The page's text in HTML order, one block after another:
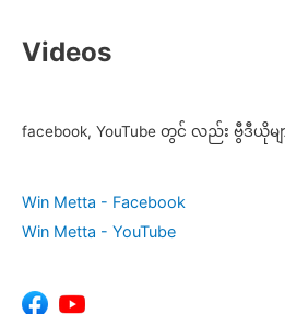
Videos
facebook, YouTube တွင် လည်း ဗွီဒီယိုမ
Win Metta - Facebook
Win Metta - YouTube